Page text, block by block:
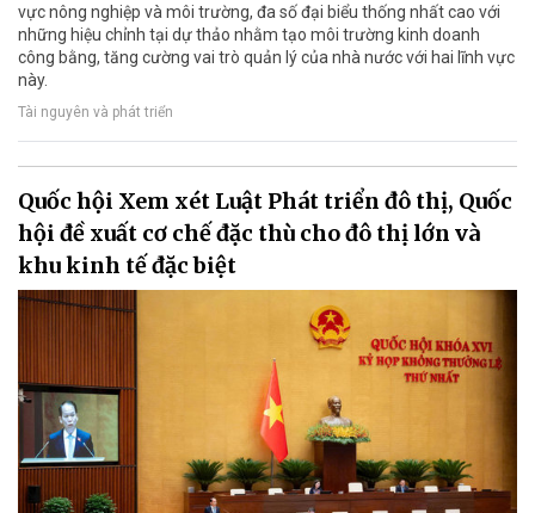
vực nông nghiệp và môi trường, đa số đại biểu thống nhất cao với
những hiệu chỉnh tại dự thảo nhằm tạo môi trường kinh doanh
công bằng, tăng cường vai trò quản lý của nhà nước với hai lĩnh vực
này.
Tài nguyên và phát triển
Quốc hội Xem xét Luật Phát triển đô thị, Quốc
hội đề xuất cơ chế đặc thù cho đô thị lớn và
khu kinh tế đặc biệt